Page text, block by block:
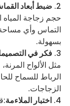
ضبط أبعاد
حجم زجاجة المياه
التماس وأي مساحة
بسهولة.
فكر في
مثل الألواح
الرباط للسماح
الزجاجات.
اختبار الملاءمة